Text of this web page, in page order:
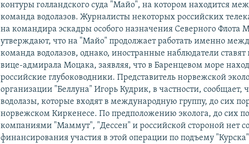
контуры голландского суда "Майо", на котором находится
команда водолазов. Журналисты некоторых российских
на командира эскадры особого назначения Северного Флота
утверждают, что на "Майо" продолжает работать именно
команда водолазов, однако, иностранные наблюдатели ставят
вице-адмирала Моцака, заявляя, что в Баренцевом море
российские глубоководники. Представитель норвежской
организации "Беллуна" Игорь Кудрик, в частности, сообщает,
водолазы, которые входят в международную группу, до сих
норвежском Киркенесе. По предположению эколога, до сих
компаниями "Маммут", "Дессен" и российской стороной нет
финансирования участия в этой операции по подъему